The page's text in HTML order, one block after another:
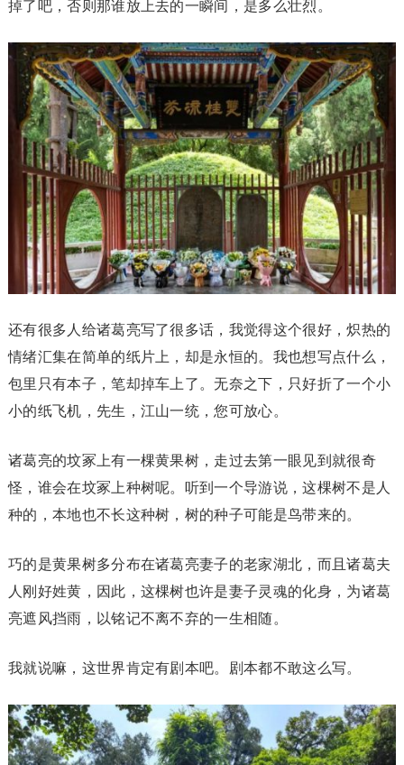
掉了吧，否则那谁放上去的一瞬间，是多么壮烈。
还有很多人给诸葛亮写了很多话，我觉得这个很好，炽热的
情绪汇集在简单的纸片上，却是永恒的。我也想写点什么，
包里只有本子，笔却掉车上了。无奈之下，只好折了一个小
小的纸飞机，先生，江山一统，您可放心。
诸葛亮的坟冢上有一棵黄果树，走过去第一眼见到就很奇
怪，谁会在坟冢上种树呢。听到一个导游说，这棵树不是人
种的，本地也不长这种树，树的种子可能是鸟带来的。
巧的是黄果树多分布在诸葛亮妻子的老家湖北，而且诸葛夫
人刚好姓黄，因此，这棵树也许是妻子灵魂的化身，为诸葛
亮遮风挡雨，以铭记不离不弃的一生相随。
我就说嘛，这世界肯定有剧本吧。剧本都不敢这么写。